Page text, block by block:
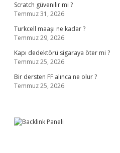
Scratch güvenilir mi ?
Temmuz 31, 2026
Turkcell maaşı ne kadar ?
Temmuz 29, 2026
Kapı dedektörü sigaraya öter mi ?
Temmuz 25, 2026
Bir dersten FF alınca ne olur ?
Temmuz 25, 2026